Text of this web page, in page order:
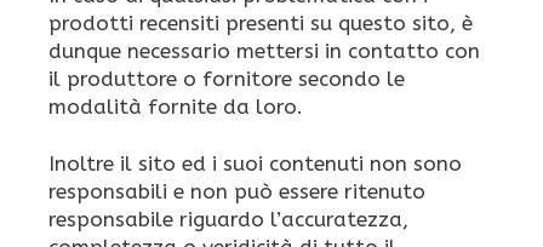
prodotti recensiti presenti su questo sito, è
dunque necessario mettersi in contatto con
il produttore o fornitore secondo le
modalità fornite da loro.
Inoltre il sito ed i suoi contenuti non sono
responsabili e non può essere ritenuto
responsabile riguardo l’accuratezza,